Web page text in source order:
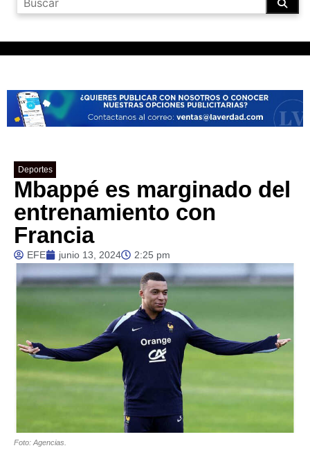
Deportes
Mbappé es marginado del
entrenamiento con
Francia
EFE junio 13, 2024 2:25 pm
Foto: Agencias.